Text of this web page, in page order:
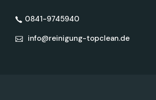
0841-9745940
info@reinigung-topclean.de